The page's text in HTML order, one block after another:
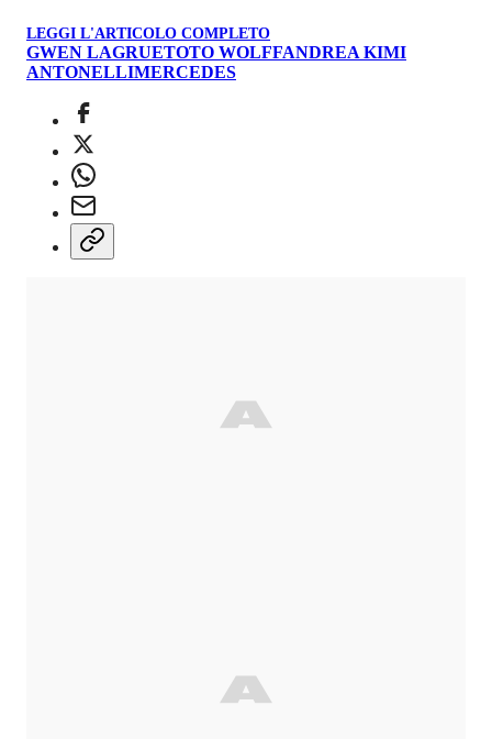
LEGGI L'ARTICOLO COMPLETO
GWEN LAGRUETOTO WOLFFANDREA KIMI
ANTONELLIMERCEDES